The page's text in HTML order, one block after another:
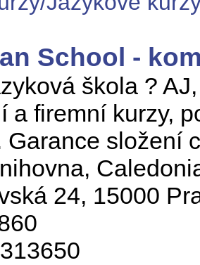
School -
škola ?
a firemní kurzy,
Garance složení
24, 15000